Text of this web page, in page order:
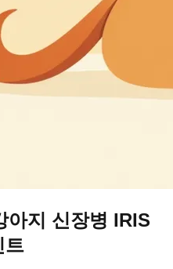
아지 신장병 IRIS
트